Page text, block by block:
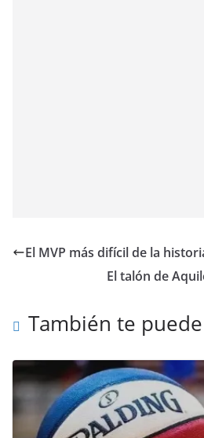
El MVP más difícil de la
El talón de
También te